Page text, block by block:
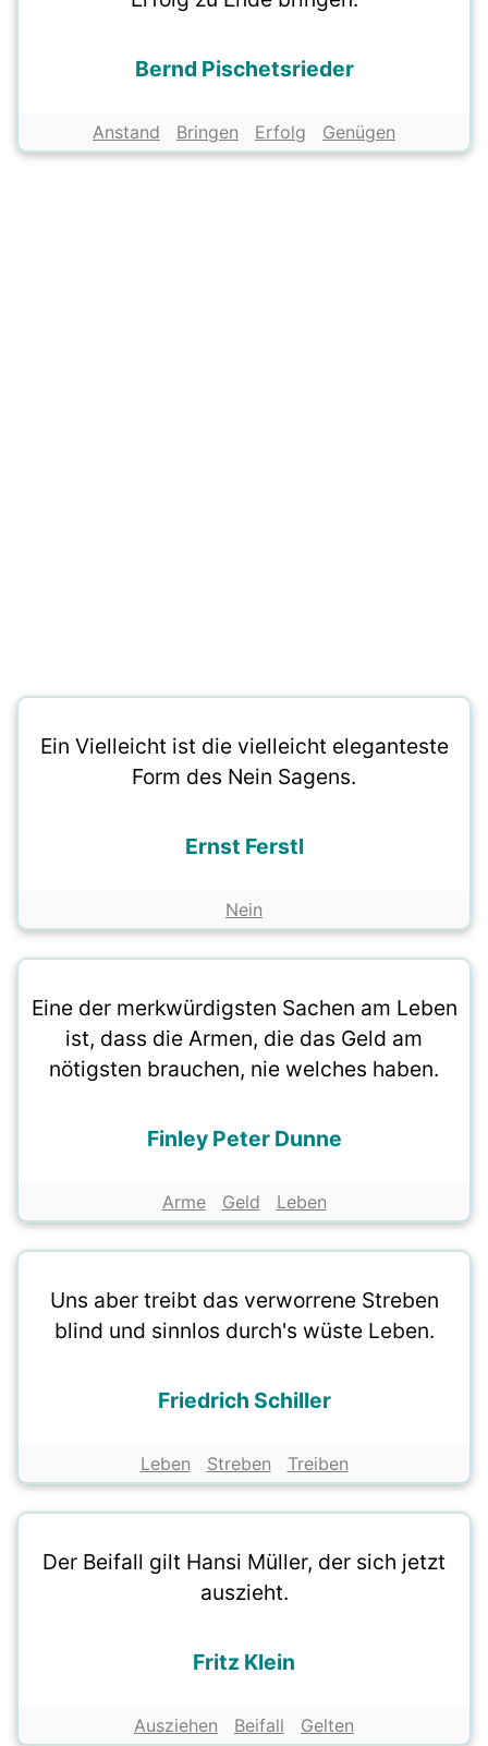
Bernd Pischetsrieder
Anstand Bringen Erfolg Genügen
Ein Vielleicht ist die vielleicht eleganteste
Form des Nein Sagens.
Ernst Ferstl
Nein
Eine der merkwürdigsten Sachen am Leben
ist, dass die Armen, die das Geld am
nötigsten brauchen, nie welches haben.
Finley Peter Dunne
Arme Geld Leben
Uns aber treibt das verworrene Streben
blind und sinnlos durch's wüste Leben.
Friedrich Schiller
Leben Streben Treiben
Der Beifall gilt Hansi Müller, der sich jetzt
auszieht.
Fritz Klein
Ausziehen Beifall Gelten